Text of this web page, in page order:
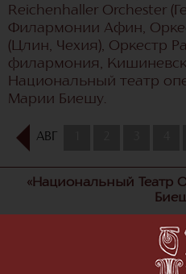
Reichenhaller Orchester
Филармонии Афин,
(Цлин, Чехия), Оркестр
филармония,
Национальный театр
Марии Биешу.
АВГ
«Национальный Театр